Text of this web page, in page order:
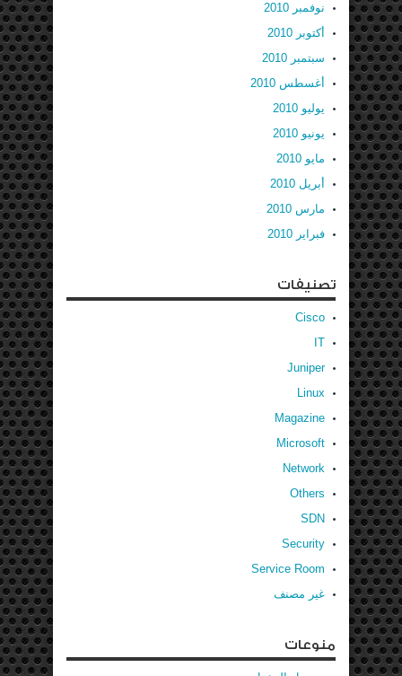
نوفمبر 2010
أكتوبر 2010
سبتمبر 2010
أغسطس 2010
يوليو 2010
يونيو 2010
مايو 2010
أبريل 2010
مارس 2010
فبراير 2010
تصنيفات
Cisco
IT
Juniper
Linux
Magazine
Microsoft
Network
Others
SDN
Security
Service Room
غير مصنف
منوعات